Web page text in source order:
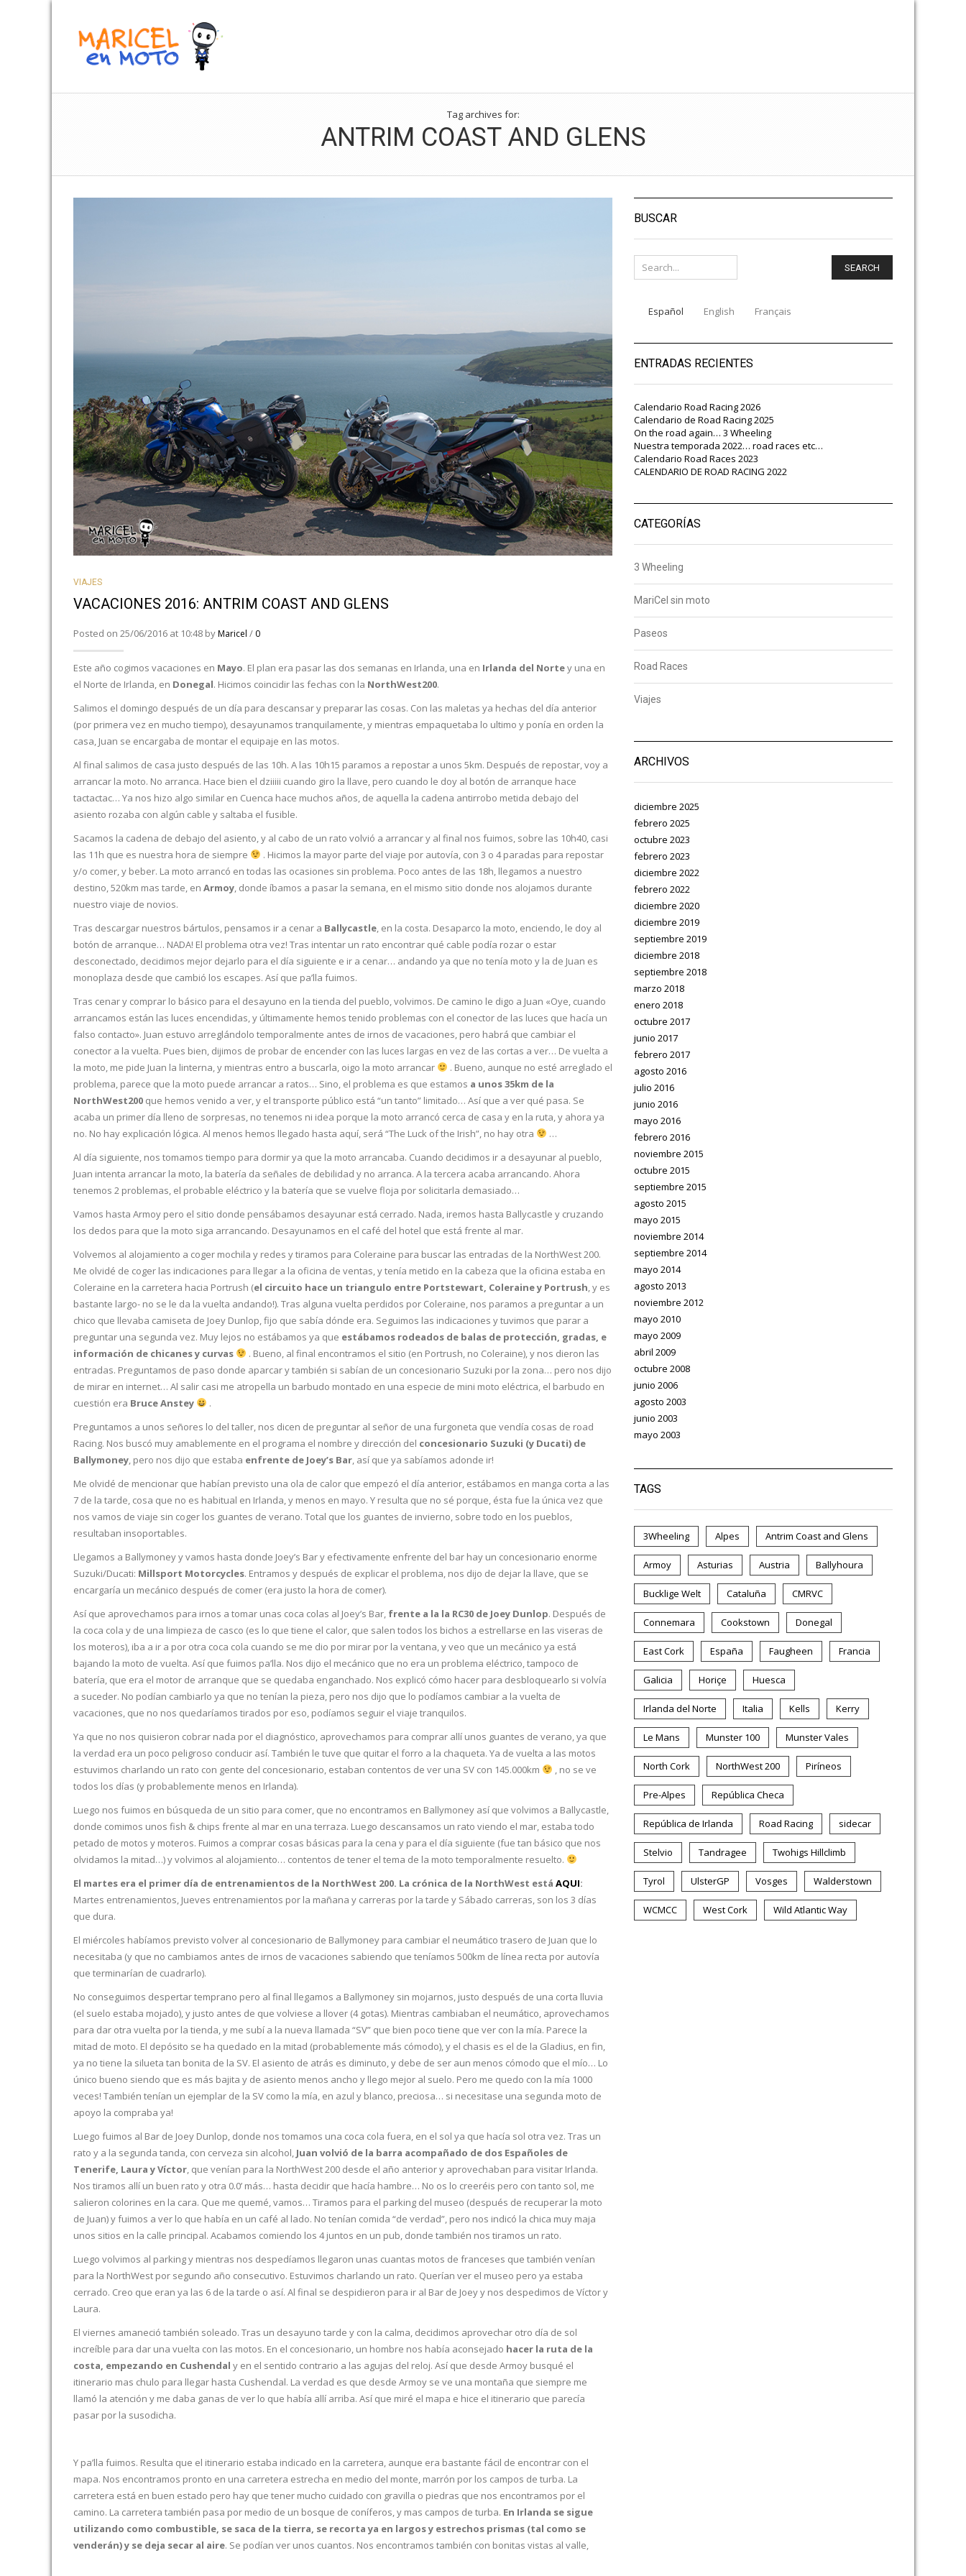
Tag archives for:
ANTRIM COAST AND GLENS
VIAJES
VACACIONES 2016: ANTRIM COAST AND GLENS
Posted on 25/06/2016 at 10:48 byMaricel / 0
Este año cogimos vacaciones en Mayo. El plan era pasar las dos semanas en Irlanda, una en Irlanda del Nortey una en
el Norte de Irlanda, en Donegal. Hicimos coincidir las fechas con la NorthWest200.
Salimos el domingo después de un día para descansar y preparar las cosas. Con las maletas ya hechas del día anterior
(por primera vez en mucho tiempo), desayunamos tranquilamente, y mientras empaquetaba lo ultimo y ponía en orden la
casa, Juan se encargaba de montar el equipaje en las motos.
Al final salimos de casa justo después de las 10h. A las 10h15 paramos a repostar a unos 5km. Después de repostar, voy a
arrancar la moto. No arranca. Hace bien el dziiiii cuando giro la llave, pero cuando le doy al botón de arranque hace
tactactac… Ya nos hizo algo similar en Cuenca hace muchos años, de aquella la cadena antirrobo metida debajo del
asiento rozaba con algún cable y saltaba el fusible.
Sacamos la cadena de debajo del asiento, y al cabo de un rato volvió a arrancar y al final nos fuimos, sobre las 10h40, casi
las 11h que es nuestra hora de siempre
. Hicimos la mayor parte del viaje por autovía, con 3 o 4 paradas para repostar
y/o comer, y beber. La moto arrancó en todas las ocasiones sin problema. Poco antes de las 18h, llegamos a nuestro
destino, 520km mas tarde, en Armoy, donde íbamos a pasar la semana, en el mismo sitio donde nos alojamos durante
nuestro viaje de novios.
Tras descargar nuestros bártulos, pensamos ir a cenar a Ballycastle, en la costa. Desaparco la moto, enciendo, le doy al
botón de arranque… NADA! El problema otra vez! Tras intentar un rato encontrar qué cable podía rozar o estar
desconectado, decidimos mejor dejarlo para el día siguiente e ir a cenar… andando ya que no tenía moto y la de Juan es
monoplaza desde que cambió los escapes. Así que pa’lla fuimos.
Tras cenar y comprar lo básico para el desayuno en la tienda del pueblo, volvimos. De camino le digo a Juan «Oye, cuando
arrancamos están las luces encendidas, y últimamente hemos tenido problemas con el conector de las luces que hacía un
falso contacto». Juan estuvo arreglándolo temporalmente antes de irnos de vacaciones, pero habrá que cambiar el
conector a la vuelta. Pues bien, dijimos de probar de encender con las luces largas en vez de las cortas a ver… De vuelta a
la moto, me pide Juan la linterna, y mientras entro a buscarla, oigo la moto arrancar
. Bueno, aunque no esté arreglado el
problema, parece que la moto puede arrancar a ratos… Sino, el problema es que estamos a unos 35km de la
NorthWest200 que hemos venido a ver, y el transporte público está “un tanto” limitado… Así que a ver qué pasa. Se
acaba un primer día lleno de sorpresas, no tenemos ni idea porque la moto arrancó cerca de casa y en la ruta, y ahora ya
no. No hay explicación lógica. Al menos hemos llegado hasta aquí, será “The Luck of the Irish”, no hay otra
…
Al día siguiente, nos tomamos tiempo para dormir ya que la moto arrancaba. Cuando decidimos ir a desayunar al pueblo,
Juan intenta arrancar la moto, la batería da señales de debilidad y no arranca. A la tercera acaba arrancando. Ahora
tenemos 2 problemas, el probable eléctrico y la batería que se vuelve floja por solicitarla demasiado…
Vamos hasta Armoy pero el sitio donde pensábamos desayunar está cerrado. Nada, iremos hasta Ballycastle y cruzando
los dedos para que la moto siga arrancando. Desayunamos en el café del hotel que está frente al mar.
Volvemos al alojamiento a coger mochila y redes y tiramos para Coleraine para buscar las entradas de la NorthWest 200.
Me olvidé de coger las indicaciones para llegar a la oficina de ventas, y tenía metido en la cabeza que la oficina estaba en
Coleraine en la carretera hacia Portrush (el circuito hace un triangulo entre Portstewart, Coleraine y Portrush, y es
bastante largo- no se le da la vuelta andando!). Tras alguna vuelta perdidos por Coleraine, nos paramos a preguntar a un
chico que llevaba camiseta de Joey Dunlop, fijo que sabía dónde era. Seguimos las indicaciones y tuvimos que parar a
preguntar una segunda vez. Muy lejos no estábamos ya que estábamos rodeados de balas de protección, gradas, e
información de chicanes y curvas
. Bueno, al final encontramos el sitio (en Portrush, no Coleraine), y nos dieron las
entradas. Preguntamos de paso donde aparcar y también si sabían de un concesionario Suzuki por la zona… pero nos dijo
de mirar en internet… Al salir casi me atropella un barbudo montado en una especie de mini moto eléctrica, el barbudo en
cuestión era Bruce Anstey
.
Preguntamos a unos señores lo del taller, nos dicen de preguntar al señor de una furgoneta que vendía cosas de road
Racing. Nos buscó muy amablemente en el programa el nombre y dirección del concesionario Suzuki (y Ducati) de
Ballymoney, pero nos dijo que estaba enfrente de Joey’s Bar, así que ya sabíamos adonde ir!
Me olvidé de mencionar que habían previsto una ola de calor que empezó el día anterior, estábamos en manga corta a las
7 de la tarde, cosa que no es habitual en Irlanda, y menos en mayo. Y resulta que no sé porque, ésta fue la única vez que
nos vamos de viaje sin coger los guantes de verano. Total que los guantes de invierno, sobre todo en los pueblos,
resultaban insoportables.
Llegamos a Ballymoney y vamos hasta donde Joey’s Bar y efectivamente enfrente del bar hay un concesionario enorme
Suzuki/Ducati: Millsport Motorcycles. Entramos y después de explicar el problema, nos dijo de dejar la llave, que se
encargaría un mecánico después de comer (era justo la hora de comer).
Así que aprovechamos para irnos a tomar unas coca colas al Joey’s Bar, frente a la la RC30 de Joey Dunlop. Después de
la coca cola y de una limpieza de casco (es lo que tiene el calor, que salen todos los bichos a estrellarse en las viseras de
los moteros), iba a ir a por otra coca cola cuando se me dio por mirar por la ventana, y veo que un mecánico ya está
bajando la moto de vuelta. Así que fuimos pa’lla. Nos dijo el mecánico que no era un problema eléctrico, tampoco de
batería, que era el motor de arranque que se quedaba enganchado. Nos explicó cómo hacer para desbloquearlo si volvía
a suceder. No podían cambiarlo ya que no tenían la pieza, pero nos dijo que lo podíamos cambiar a la vuelta de
vacaciones, que no nos quedaríamos tirados por eso, podíamos seguir el viaje tranquilos.
Ya que no nos quisieron cobrar nada por el diagnóstico, aprovechamos para comprar allí unos guantes de verano, ya que
la verdad era un poco peligroso conducir así. También le tuve que quitar el forro a la chaqueta. Ya de vuelta a las motos
estuvimos charlando un rato con gente del concesionario, estaban contentos de ver una SV con 145.000km
, no se ve
todos los días (y probablemente menos en Irlanda).
Luego nos fuimos en búsqueda de un sitio para comer, que no encontramos en Ballymoney así que volvimos a Ballycastle,
donde comimos unos fish & chips frente al mar en una terraza. Luego descansamos un rato viendo el mar, estaba todo
petado de motos y moteros. Fuimos a comprar cosas básicas para la cena y para el día siguiente (fue tan básico que nos
olvidamos la mitad…) y volvimos al alojamiento… contentos de tener el tema de la moto temporalmente resuelto.
El martes era el primer día de entrenamientos de la NorthWest 200. La crónica de la NorthWest está AQUI:
Martes entrenamientos, Jueves entrenamientos por la mañana y carreras por la tarde y Sábado carreras, son los 3 días
que dura.
El miércoles habíamos previsto volver al concesionario de Ballymoney para cambiar el neumático trasero de Juan que lo
necesitaba (y que no cambiamos antes de irnos de vacaciones sabiendo que teníamos 500km de línea recta por autovía
que terminarían de cuadrarlo).
No conseguimos despertar temprano pero al final llegamos a Ballymoney sin mojarnos, justo después de una corta lluvia
(el suelo estaba mojado), y justo antes de que volviese a llover (4 gotas). Mientras cambiaban el neumático, aprovechamos
para dar otra vuelta por la tienda, y me subí a la nueva llamada “SV” que bien poco tiene que ver con la mía. Parece la
mitad de moto. El depósito se ha quedado en la mitad (probablemente más cómodo), y el chasis es el de la Gladius, en fin,
ya no tiene la silueta tan bonita de la SV. El asiento de atrás es diminuto, y debe de ser aun menos cómodo que el mío… Lo
único bueno siendo que es más bajita y de asiento menos ancho y llego mejor al suelo. Pero me quedo con la mía 1000
veces! También tenían un ejemplar de la SV como la mía, en azul y blanco, preciosa… si necesitase una segunda moto de
apoyo la compraba ya!
Luego fuimos al Bar de Joey Dunlop, donde nos tomamos una coca cola fuera, en el sol ya que hacía sol otra vez. Tras un
rato y a la segunda tanda, con cerveza sin alcohol, Juan volvió de la barra acompañado de dos Españoles de
Tenerife, Laura y Víctor, que venían para la NorthWest 200 desde el año anterior y aprovechaban para visitar Irlanda.
Nos tiramos allí un buen rato y otra 0.0’ más… hasta decidir que hacía hambre… No os lo creeréis pero con tanto sol, me
salieron colorines en la cara. Que me quemé, vamos… Tiramos para el parking del museo (después de recuperar la moto
de Juan) y fuimos a ver lo que había en un café al lado. No tenían comida “de verdad”, pero nos indicó la chica muy maja
unos sitios en la calle principal. Acabamos comiendo los 4 juntos en un pub, donde también nos tiramos un rato.
Luego volvimos al parking y mientras nos despedíamos llegaron unas cuantas motos de franceses que también venían
para la NorthWest por segundo año consecutivo. Estuvimos charlando un rato. Querían ver el museo pero ya estaba
cerrado. Creo que eran ya las 6 de la tarde o así. Al final se despidieron para ir al Bar de Joey y nos despedimos de Víctor y
Laura.
El viernes amaneció también soleado. Tras un desayuno tarde y con la calma, decidimos aprovechar otro día de sol
increíble para dar una vuelta con las motos. En el concesionario, un hombre nos había aconsejado hacer la ruta de la
costa, empezando en Cushendal y en el sentido contrario a las agujas del reloj. Así que desde Armoy busqué el
itinerario mas chulo para llegar hasta Cushendal. La verdad es que desde Armoy se ve una montaña que siempre me
llamó la atención y me daba ganas de ver lo que había allí arriba. Así que miré el mapa e hice el itinerario que parecía
pasar por la susodicha.
Y pa’lla fuimos. Resulta que el itinerario estaba indicado en la carretera, aunque era bastante fácil de encontrar con el
mapa. Nos encontramos pronto en una carretera estrecha en medio del monte, marrón por los campos de turba. La
carretera está en buen estado pero hay que tener mucho cuidado con gravilla o piedras que nos encontramos por el
camino. La carretera también pasa por medio de un bosque de coníferos, y mas campos de turba. En Irlanda se sigue
utilizando como combustible, se saca de la tierra, se recorta ya en largos y estrechos prismas (tal como se
venderán) y se deja secar al aire. Se podían ver unos cuantos. Nos encontramos también con bonitas vistas al valle,
BUSCAR
SEARCH
Español English Français
ENTRADAS RECIENTES
Calendario Road Racing 2026
Calendario de Road Racing 2025
On the road again… 3 Wheeling
Nuestra temporada 2022… road races etc…
Calendario Road Races 2023
CALENDARIO DE ROAD RACING 2022
CATEGORÍAS
3 Wheeling
MariCel sin moto
Paseos
Road Races
Viajes
ARCHIVOS
diciembre 2025
febrero 2025
octubre 2023
febrero 2023
diciembre 2022
febrero 2022
diciembre 2020
diciembre 2019
septiembre 2019
diciembre 2018
septiembre 2018
marzo 2018
enero 2018
octubre 2017
junio 2017
febrero 2017
agosto 2016
julio 2016
junio 2016
mayo 2016
febrero 2016
noviembre 2015
octubre 2015
septiembre 2015
agosto 2015
mayo 2015
noviembre 2014
septiembre 2014
mayo 2014
agosto 2013
noviembre 2012
mayo 2010
mayo 2009
abril 2009
octubre 2008
junio 2006
agosto 2003
junio 2003
mayo 2003
TAGS
3Wheeling Alpes Antrim Coast and Glens
Armoy Asturias Austria Ballyhoura
Bucklige Welt Cataluña CMRVC
Connemara Cookstown Donegal
East Cork España Faugheen Francia
Galicia Horiçe Huesca
Irlanda del Norte Italia Kells Kerry
Le Mans Munster 100 Munster Vales
North Cork NorthWest 200 Piríneos
Pre-Alpes República Checa
República de Irlanda Road Racing sidecar
Stelvio Tandragee Twohigs Hillclimb
Tyrol UlsterGP Vosges Walderstown
WCMCC West Cork Wild Atlantic Way